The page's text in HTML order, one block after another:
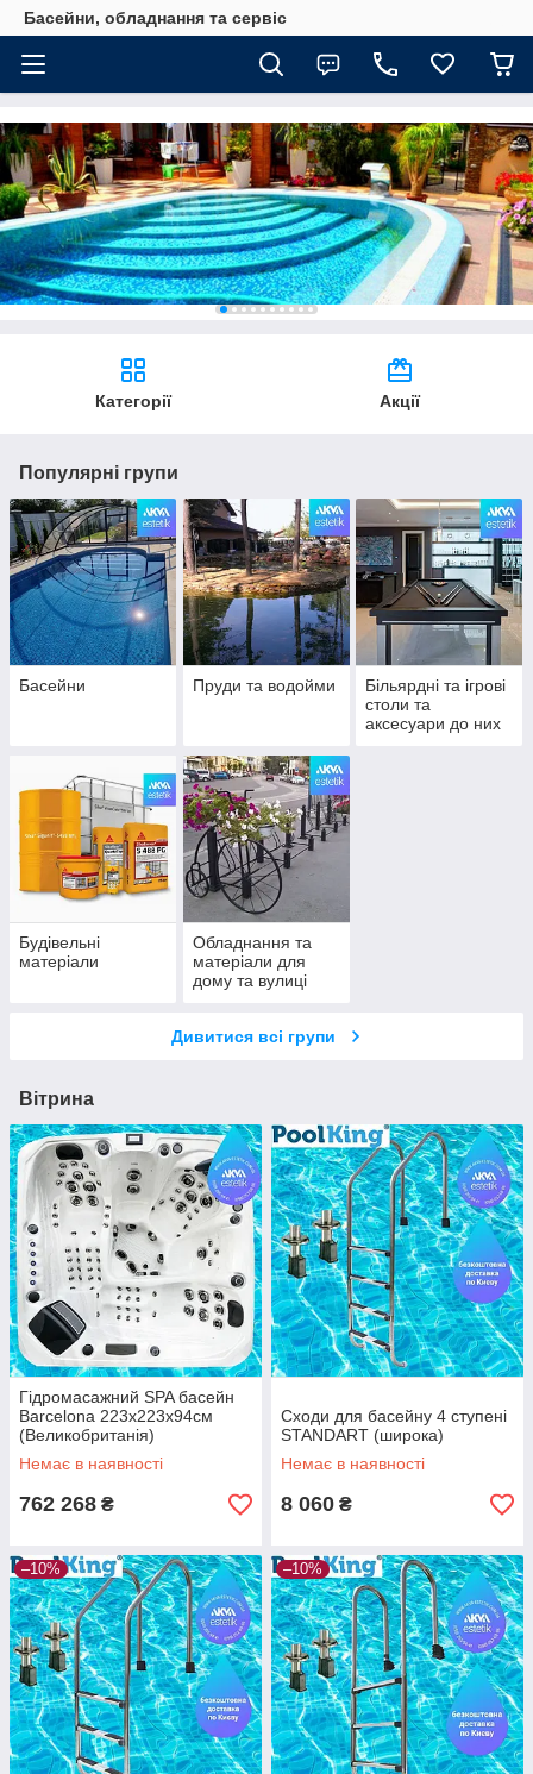
Басейни, обладнання та сервіс
Категорії Акції
Популярні групи
Басейни Пруди та водойми
Більярдні та ігрові
столи та
аксесуари до них
Будівельні
матеріали
Обладнання та
матеріали для
дому та вулиці
Дивитися всі групи
Вітрина
Гідромасажний SPA басейн
Barcelona 223х223х94см
(Великобританія)
Немає в наявності
762 268 ₴
Сходи для басейну 4 ступені
STANDART (широка)
Немає в наявності
8 060 ₴
–10% –10%